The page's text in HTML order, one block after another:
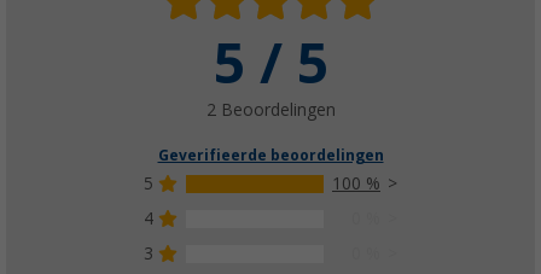
5 / 5
2 Beoordelingen
Geverifieerde beoordelingen
5
100 %
4
3